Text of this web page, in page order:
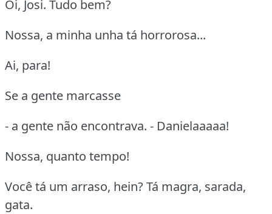
Oi, Josi. Tudo bem?
Nossa, a minha unha tá horrorosa...
Ai, para!
Se a gente marcasse
- a gente não encontrava. - Danielaaaaa!
Nossa, quanto tempo!
Você tá um arraso, hein? Tá magra, sarada,
gata.